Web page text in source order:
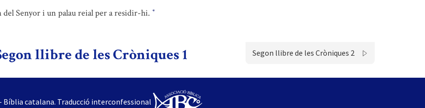
Senyor i un palau reial per a residir-hi. *
llibre de les Cròniques 1 Segon llibre de les Cròniques 2
Bíblia catalana. Traducció interconfessional